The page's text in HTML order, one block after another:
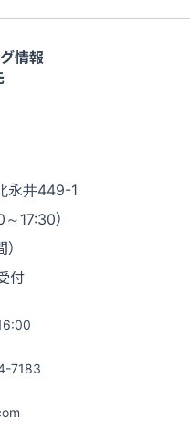
情報
永井449-1
17:30）
付
7183